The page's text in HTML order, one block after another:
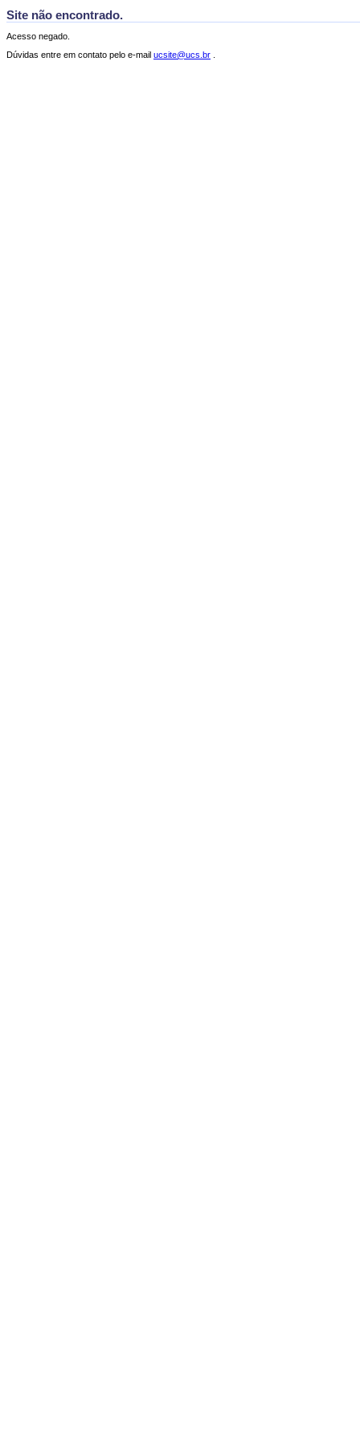
Site não encontrado.
Acesso negado.
Dúvidas entre em contato pelo e-mail ucsite@ucs.br